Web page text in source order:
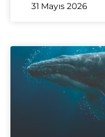
31 Mayıs 2026